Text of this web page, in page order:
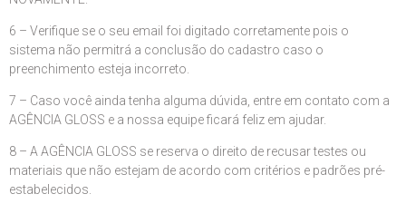
6 – Verifique se o seu email foi digitado corretamente pois o
sistema não permitrá a conclusão do cadastro caso o
preenchimento esteja incorreto.
7 – Caso você ainda tenha alguma dúvida, entre em contato com a
AGÊNCIA GLOSS e a nossa equipe ficará feliz em ajudar.
8 – A AGÊNCIA GLOSS se reserva o direito de recusar testes ou
materiais que não estejam de acordo com critérios e padrões pré-
estabelecidos.